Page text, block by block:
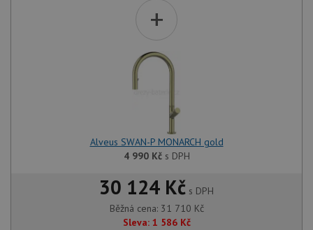
+
Alveus SWAN-P MONARCH gold
4 990 Kčs DPH
30 124 Kč s DPH
Běžná cena: 31 710 Kč
Sleva: 1 586 Kč